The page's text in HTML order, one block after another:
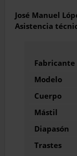
José Manuel
Asistencia
Fabricante
Modelo
Cuerpo
Mástil
Diapasón
Trastes